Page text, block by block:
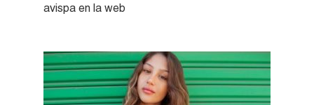
avispa en la web